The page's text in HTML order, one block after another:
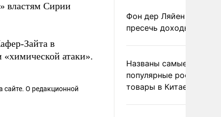
властям Сирии
Зайта в
атаки».
сайте. О редакционной
Фон дер Ляйен
пресечь доходы России
Названы самые
популярные российские
товары в Китае